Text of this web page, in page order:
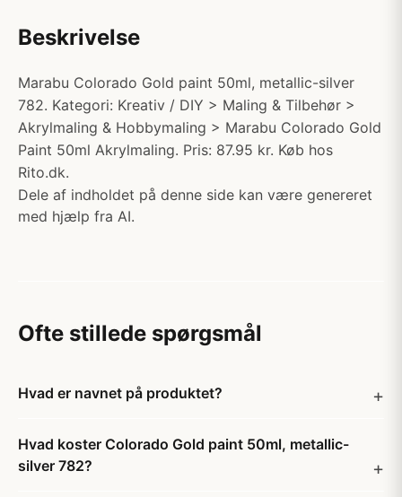
Beskrivelse
Marabu Colorado Gold paint 50ml, metallic-silver
782. Kategori: Kreativ / DIY > Maling & Tilbehør >
Akrylmaling & Hobbymaling > Marabu Colorado Gold
Paint 50ml Akrylmaling. Pris: 87.95 kr. Køb hos
Rito.dk.
Dele af indholdet på denne side kan være genereret
med hjælp fra AI.
Ofte stillede spørgsmål
Hvad er navnet på produktet?
Hvad koster Colorado Gold paint 50ml, metallic-
silver 782?